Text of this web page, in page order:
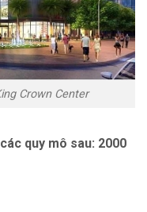
Crown Center
quy mô sau: 2000